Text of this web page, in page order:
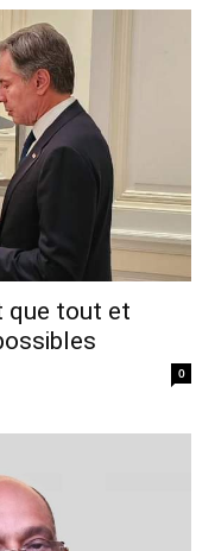
que tout et
0